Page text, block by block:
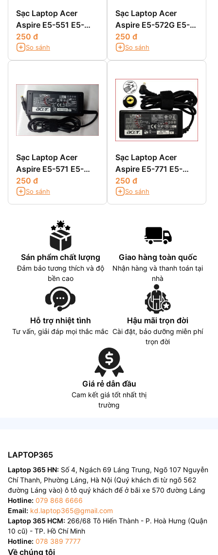
Sạc Laptop Acer
Aspire E5-551 E5-
551G
250 đ
So sánh
Sạc Laptop Acer
Aspire E5-572G E5-
721 E5-731 E5-731G
250 đ
So sánh
Sạc Laptop Acer
Aspire E5-571 E5-
571G E5-571PG
250 đ
So sánh
Sạc Laptop Acer
Aspire E5-771 E5-
771G
250 đ
So sánh
Sán phẩm chất lượng
Đảm bảo tương thích và độ
bền cao
Giao hàng toàn quốc
Nhận hàng và thanh toán tại
nhà
Hỗ trợ nhiệt tình
Tư vấn, giải đáp mọi thắc mắc
Hậu mãi trọn đời
Cài đặt, bảo dưỡng miễn phí
trọn đời
Giá rẻ dẫn đầu
Cam kết giá tốt nhất thị
trường
LAPTOP365
Laptop 365 HN: Số 4, Ngách 69 Láng Trung, Ngõ 107 Nguyễn
Chí Thanh, Phường Láng, Hà Nội (Quý khách đi từ ngõ 562
đường Láng vào) ô tô quý khách để ở bãi xe 570 đường Láng
Hotline: 079 868 6666
Email: kd.laptop365@gmail.com
Laptop 365 HCM: 266/68 Tô Hiến Thành - P. Hoà Hưng (Quận
10 cũ) - TP. Hồ Chí Minh
Hotline: 078 389 7777
Về chúng tôi